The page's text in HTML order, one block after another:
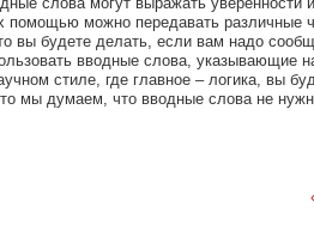
помощью можно передавать различные
вы будете делать, если вам надо
вводные слова, указывающие
стиле, где главное – логика, вы
мы думаем, что вводные слова не